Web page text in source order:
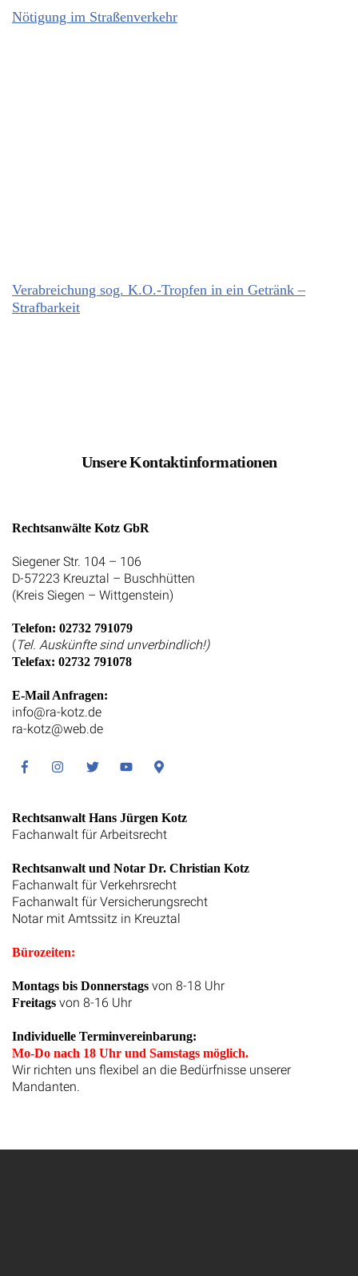
Nötigung im Straßenverkehr
Verabreichung sog. K.O.-Tropfen in ein Getränk –
Strafbarkeit
Unsere Kontaktinformationen
Rechtsanwälte Kotz GbR
Siegener Str. 104 – 106
D-57223 Kreuztal – Buschhütten
(Kreis Siegen – Wittgenstein)
Telefon: 02732 791079
(Tel. Auskünfte sind unverbindlich!)
Telefax: 02732 791078
E-Mail Anfragen:
info@ra-kotz.de
ra-kotz@web.de
FacebookInstagramTwitter YoutubeGoogle
Rechtsanwalt Hans Jürgen Kotz
Fachanwalt für Arbeitsrecht
Rechtsanwalt und Notar Dr. Christian Kotz
Fachanwalt für Verkehrsrecht
Fachanwalt für Versicherungsrecht
Notar mit Amtssitz in Kreuztal
Bürozeiten:
Montags bis Donnerstags von 8-18 Uhr
Freitags von 8-16 Uhr
Individuelle Terminvereinbarung:
Mo-Do nach 18 Uhr und Samstags möglich.
Wir richten uns flexibel an die Bedürfnisse unserer
Mandanten.